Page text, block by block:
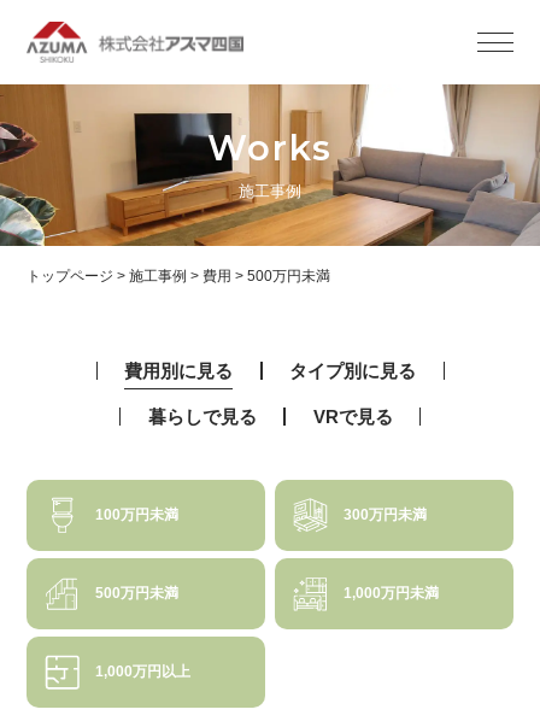
Works
施工事例
トップページ >施工事例 >費用 >500万円未満
費用別に見る タイプ別に見る
暮らしで見る VRで見る
100万円未満 300万円未満
500万円未満 1,000万円未満
1,000万円以上